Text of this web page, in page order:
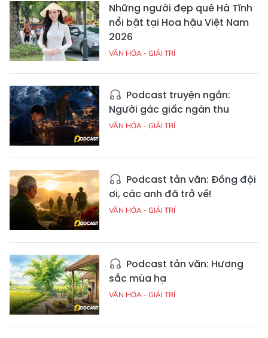
Những người đẹp quê Hà Tĩnh
nổi bật tại Hoa hậu Việt Nam
2026
VĂN HÓA - GIẢI TRÍ
Podcast truyện ngắn:
Người gác giấc ngàn thu
VĂN HÓA - GIẢI TRÍ
Podcast tản văn: Đồng đội
ơi, các anh đã trở về!
VĂN HÓA - GIẢI TRÍ
Podcast tản văn: Hương
sắc mùa hạ
VĂN HÓA - GIẢI TRÍ